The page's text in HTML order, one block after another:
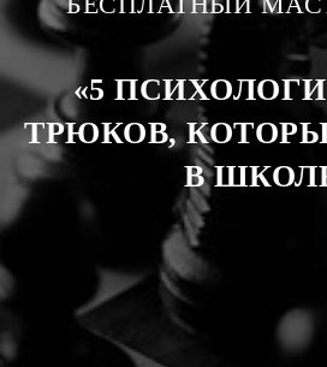
«5
ТРЮКОВ,
В